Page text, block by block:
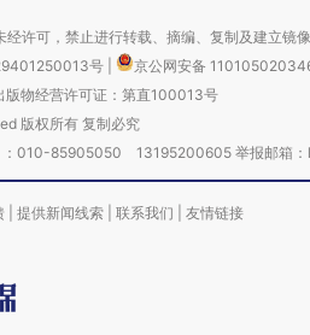
许可，禁止进行转载、摘编、复制及建立镜像
号
京公网安备
版物经营许可证：第直100013号
版权所有 复制必究
：010-85905050 13195200605 举报邮箱
提供新闻线索 联系我们 友情链接